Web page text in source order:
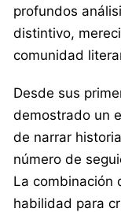
profundos
distintivo,
comunidad
Desde sus
demostrado un
de narrar
número de
La combinación
habilidad para